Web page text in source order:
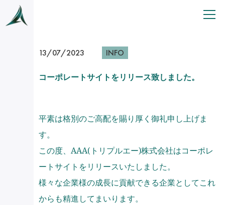
13/07/2023 INFO
コーポレートサイトをリリース致しました。
平素は格別のご高配を賜り厚く御礼申し上げま
す。
この度、AAA(トリプルエー)株式会社はコーポレ
ートサイトをリリースいたしました。
様々な企業様の成長に貢献できる企業としてこれ
からも精進してまいります。